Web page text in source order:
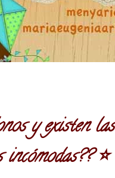
y existen las
incómodas?? ⭐️